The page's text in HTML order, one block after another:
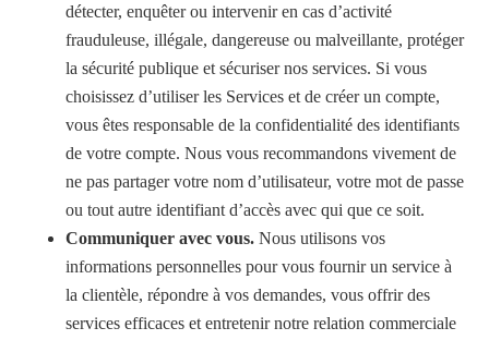
détecter, enquêter ou intervenir en cas d’activité
frauduleuse, illégale, dangereuse ou malveillante, protéger
la sécurité publique et sécuriser nos services. Si vous
choisissez d’utiliser les Services et de créer un compte,
vous êtes responsable de la confidentialité des identifiants
de votre compte. Nous vous recommandons vivement de
ne pas partager votre nom d’utilisateur, votre mot de passe
ou tout autre identifiant d’accès avec qui que ce soit.
Communiquer avec vous. Nous utilisons vos
informations personnelles pour vous fournir un service à
la clientèle, répondre à vos demandes, vous offrir des
services efficaces et entretenir notre relation commerciale